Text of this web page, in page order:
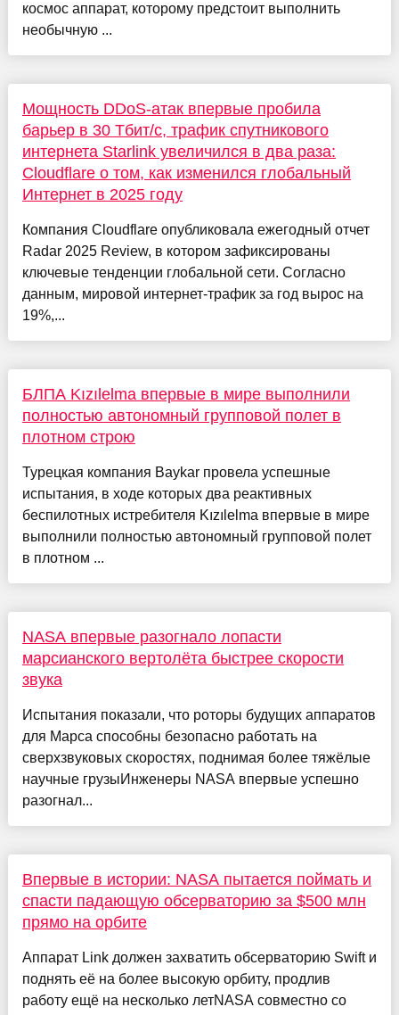
космос аппарат, которому предстоит выполнить
необычную ...
Мощность DDoS-атак впервые пробила
барьер в 30 Тбит/с, трафик спутникового
интернета Starlink увеличился в два раза:
Cloudflare о том, как изменился глобальный
Интернет в 2025 году
Компания Cloudflare опубликовала ежегодный отчет
Radar 2025 Review, в котором зафиксированы
ключевые тенденции глобальной сети. Согласно
данным, мировой интернет-трафик за год вырос на
19%,...
БЛПА Kızılelma впервые в мире выполнили
полностью автономный групповой полет в
плотном строю
Турецкая компания Baykar провела успешные
испытания, в ходе которых два реактивных
беспилотных истребителя Kızılelma впервые в мире
выполнили полностью автономный групповой полет
в плотном ...
NASA впервые разогнало лопасти
марсианского вертолёта быстрее скорости
звука
Испытания показали, что роторы будущих аппаратов
для Марса способны безопасно работать на
сверхзвуковых скоростях, поднимая более тяжёлые
научные грузыИнженеры NASA впервые успешно
разогнал...
Впервые в истории: NASA пытается поймать и
спасти падающую обсерваторию за $500 млн
прямо на орбите
Аппарат Link должен захватить обсерваторию Swift и
поднять её на более высокую орбиту, продлив
работу ещё на несколько летNASA совместно со